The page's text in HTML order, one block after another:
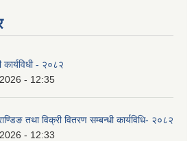
- २०८२
- 12:35
तथा विक्री वितरण सम्बन्धी कार्यविधि- २०८२
- 12:33